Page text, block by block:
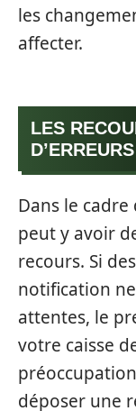
les
affecter.
LES
D’ERREURS
Dans le
peut y avoir
recours. Si
notification
attentes, le
votre caisse
déposer une